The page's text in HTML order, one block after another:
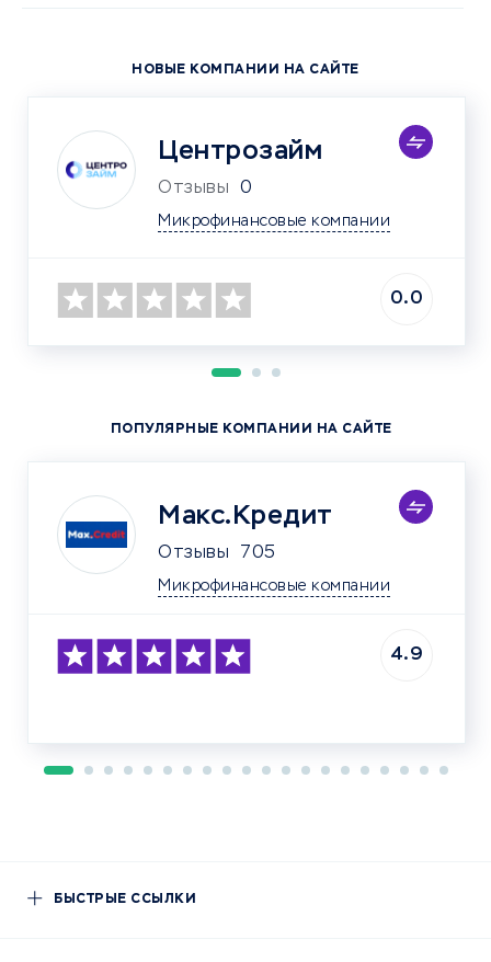
НОВЫЕ КОМПАНИИ НА САЙТЕ
Центрозайм
Отзывы 0
Микрофинансовые компании
0.0
ПОПУЛЯРНЫЕ КОМПАНИИ НА САЙТЕ
Макс.Кредит
Отзывы 705
Микрофинансовые компании
4.9
БЫСТРЫЕ ССЫЛКИ